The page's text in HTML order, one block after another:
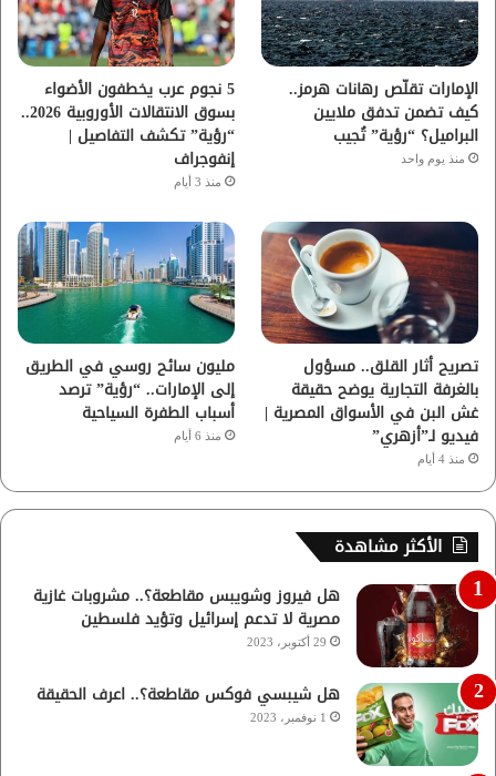
ك
ب
ر
م
الإمارات تقلّص رهانات هرمز..
كيف تضمن تدفق ملايين
البراميل؟ “رؤية” تُجيب
منذ يوم واحد
5 نجوم عرب يخطفون الأضواء
بسوق الانتقالات الأوروبية 2026..
“رؤية” تكشف التفاصيل |
إنفوجراف
منذ 3 أيام
تصريح أثار القلق.. مسؤول
بالغرفة التجارية يوضح حقيقة
غش البن في الأسواق المصرية |
فيديو لـ”أزهري”
منذ 4 أيام
مليون سائح روسي في الطريق
إلى الإمارات.. “رؤية” ترصد
أسباب الطفرة السياحية
منذ 6 أيام
الأكثر مشاهدة
هل فيروز وشويبس مقاطعة؟.. مشروبات غازية
مصرية لا تدعم إسرائيل وتؤيد فلسطين
29 أكتوبر، 2023
هل شيبسي فوكس مقاطعة؟.. اعرف الحقيقة
1 نوفمبر، 2023